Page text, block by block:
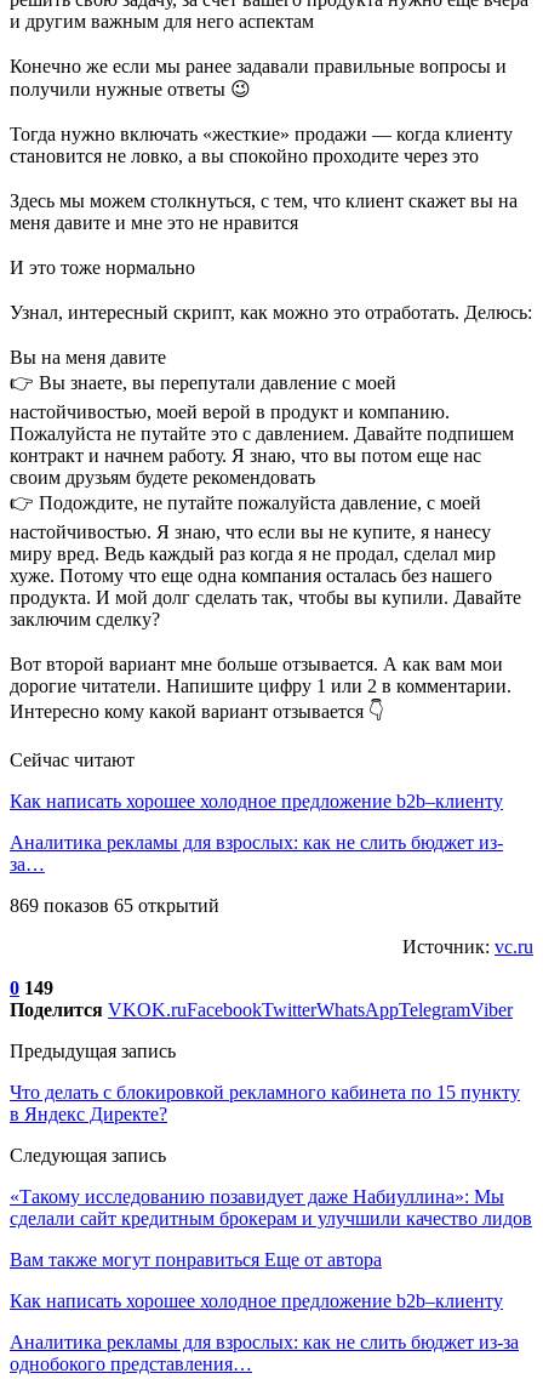
и другим важным для него аспектам
Конечно же если мы ранее задавали правильные вопросы и
получили нужные ответы 😉
Тогда нужно включать «жесткие» продажи — когда клиенту
становится не ловко, а вы спокойно проходите через это
Здесь мы можем столкнуться, с тем, что клиент скажет вы на
меня давите и мне это не нравится
И это тоже нормально
Узнал, интересный скрипт, как можно это отработать. Делюсь:
Вы на меня давите
👉 Вы знаете, вы перепутали давление с моей
настойчивостью, моей верой в продукт и компанию.
Пожалуйста не путайте это с давлением. Давайте подпишем
контракт и начнем работу. Я знаю, что вы потом еще нас
своим друзьям будете рекомендовать
👉 Подождите, не путайте пожалуйста давление, с моей
настойчивостью. Я знаю, что если вы не купите, я нанесу
миру вред. Ведь каждый раз когда я не продал, сделал мир
хуже. Потому что еще одна компания осталась без нашего
продукта. И мой долг сделать так, чтобы вы купили. Давайте
заключим сделку?
Вот второй вариант мне больше отзывается. А как вам мои
дорогие читатели. Напишите цифру 1 или 2 в комментарии.
Интересно кому какой вариант отзывается 👇
Сейчас читают
Как написать хорошее холодное предложение b2b–клиенту
Аналитика рекламы для взрослых: как не слить бюджет из-
за…
869 показов 65 открытий
Источник: vc.ru
0 149
Поделится VKOK.ruFacebookTwitterWhatsAppTelegramViber
Предыдущая запись
Что делать с блокировкой рекламного кабинета по 15 пункту
в Яндекс Директе?
Следующая запись
«Такому исследованию позавидует даже Набиуллина»: Мы
сделали сайт кредитным брокерам и улучшили качество лидов
Вам также могут понравиться Еще от автора
Как написать хорошее холодное предложение b2b–клиенту
Аналитика рекламы для взрослых: как не слить бюджет из-за
однобокого представления…